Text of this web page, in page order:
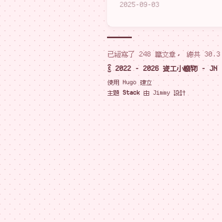
2025-09-03
已經寫了 248 篇文章， 總共
© 2022 - 2026 資工小廢物 - JN
使用 Hugo建立
主題 Stack由 Jimmy設計